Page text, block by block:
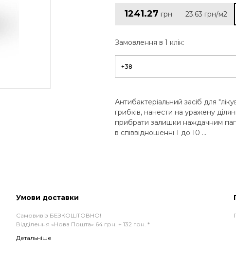
1241.27 грн 23.63 грн/м2
Замовлення в 1 клік:
Антибактеріальний засіб для
грибків, нанести на уражену
прибрати залишки наждачним
в співвідношенні 1 до 10 ...
Умови доставки
Самовивіз БЕЗКОШТОВНО!
Відділення «Нова Пошта» 64 грн. + 132 грн. *
Детальніше